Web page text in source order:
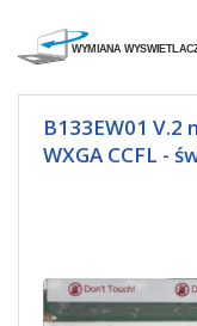
B133EW01
WXGA CCFL -